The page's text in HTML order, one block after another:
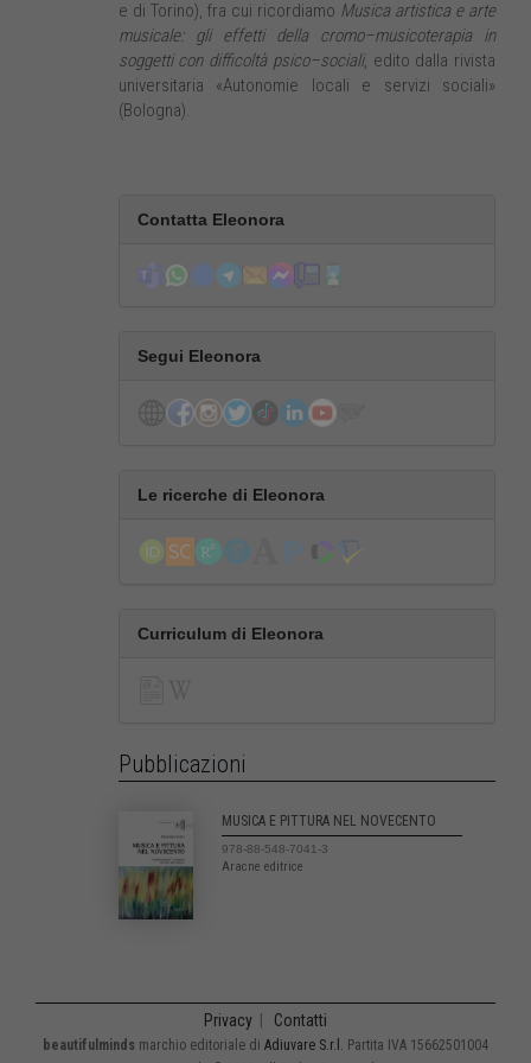
e di Torino), fra cui ricordiamo Musica artistica e arte
musicale: gli effetti della cromo–musicoterapia in
soggetti con difficoltà psico–sociali, edito dalla rivista
universitaria «Autonomie locali e servizi sociali»
(Bologna).
Contatta Eleonora
Segui Eleonora
Le ricerche di Eleonora
Curriculum di Eleonora
Pubblicazioni
MUSICA E PITTURA NEL NOVECENTO
978-88-548-7041-3
Aracne editrice
Privacy Contatti
beautifulminds marchio editoriale di Adiuvare S.r.l.
Partita IVA 15662501004